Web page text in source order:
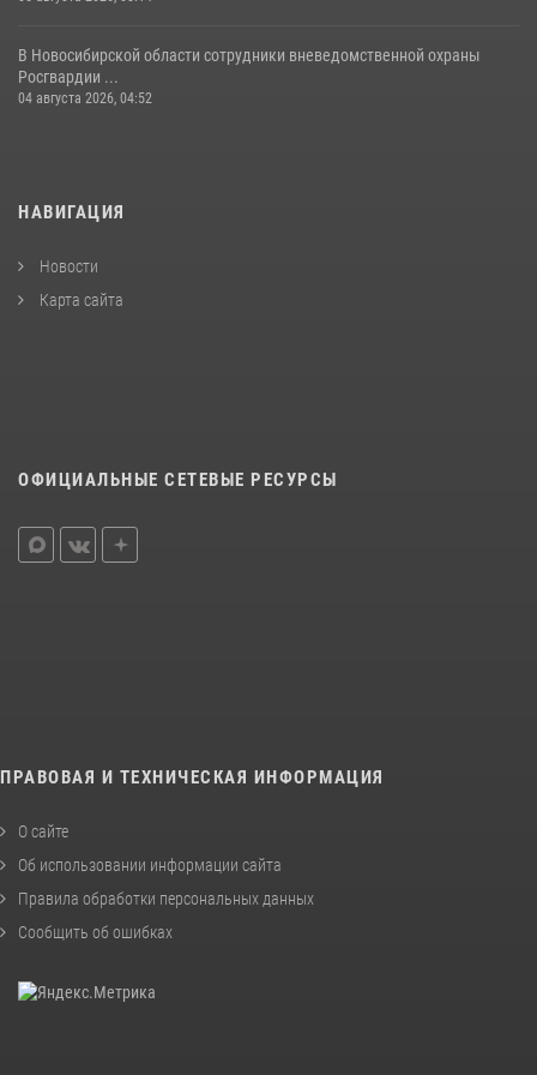
В Новосибирской области сотрудники вневедомственной охраны
Росгвардии ...
04 августа 2026, 04:52
НАВИГАЦИЯ
Новости
Карта сайта
ОФИЦИАЛЬНЫЕ СЕТЕВЫЕ РЕСУРСЫ
ПРАВОВАЯ И ТЕХНИЧЕСКАЯ ИНФОРМАЦИЯ
О сайте
Об использовании информации сайта
Правила обработки персональных данных
Сообщить об ошибках